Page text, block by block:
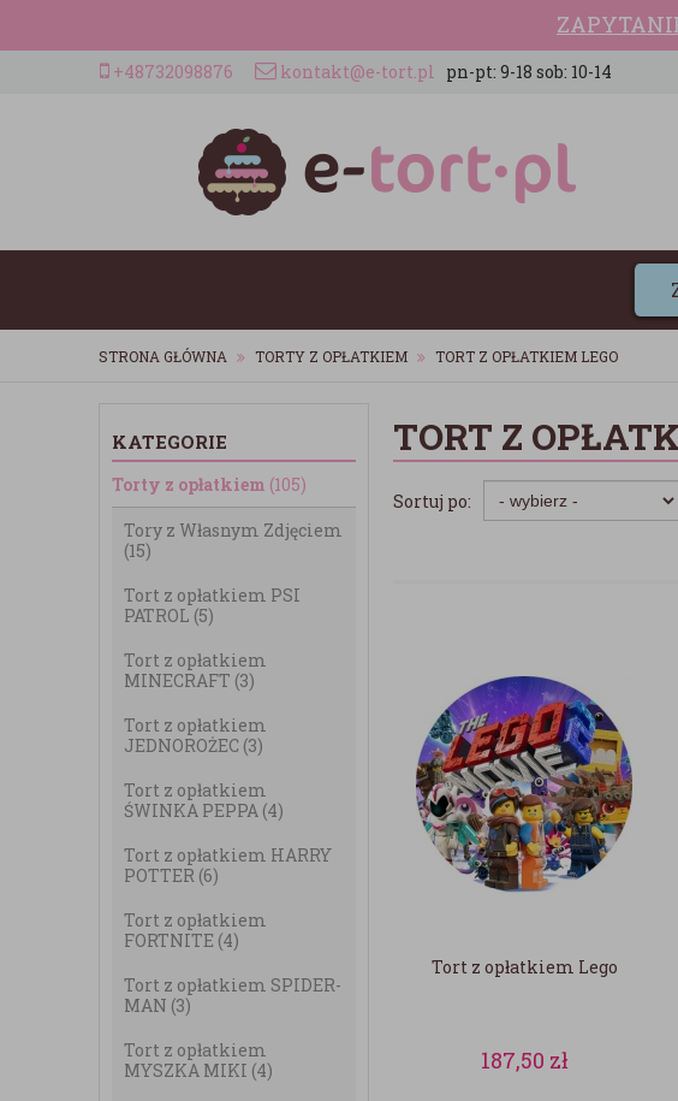
+48732098876 kontakt@e-tort.pl pn-pt: 9-18 sob: 10-14
STRONA GŁÓWNA TORTY Z OPŁATKIEM TORT Z OPŁATKIEM LEGO
KATEGORIE
Torty z opłatkiem (105)
Tory z Własnym Zdjęciem
(15)
Tort z opłatkiem PSI
PATROL (5)
Tort z opłatkiem
MINECRAFT (3)
Tort z opłatkiem
JEDNOROŻEC (3)
Tort z opłatkiem
ŚWINKA PEPPA (4)
Tort z opłatkiem HARRY
POTTER (6)
Tort z opłatkiem
FORTNITE (4)
Tort z opłatkiem SPIDER-
MAN (3)
Tort z opłatkiem
MYSZKA MIKI (4)
TORT Z
Sortuj po:
Tort z opłatkiem Lego
187,50 zł